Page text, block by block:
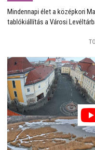
Mindennapi élet a középkori
tablókiállítás a Városi